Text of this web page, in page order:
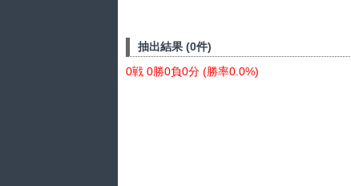
抽出結果 (0件)
0戦 0勝0負0分 (勝率0.0%)